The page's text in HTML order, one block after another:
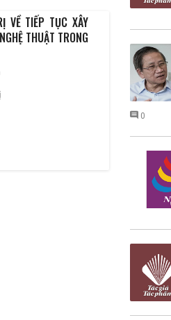
VỀ TIẾP TỤC XÂY
THUẬT TRONG
0